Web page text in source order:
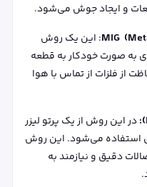
و ایجاد جوش می‌شود.
): این یک روش
به صورت خودکار به قطعه
از فلزات از تماس با هوا
در این روش از یک پرتو لیزر
استفاده می‌شود. این روش
دقیق و نیازمند به